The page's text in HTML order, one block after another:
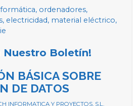
ordenadores,
electricidad, material eléctrico,
Nuestro Boletín!
BÁSICA SOBRE
DE DATOS
INFORMATICA Y PROYECTOS, S.L.